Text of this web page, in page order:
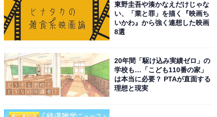
東野圭吾や湊かなえだけじゃな
い、「業と罪」を描く『映画ち
いかわ』から強く連想した映画
8選
20年間「駆け込み実績ゼロ」の
学校も…「こども110番の家」
は本当に必要？ PTAが直面する
理想と現実